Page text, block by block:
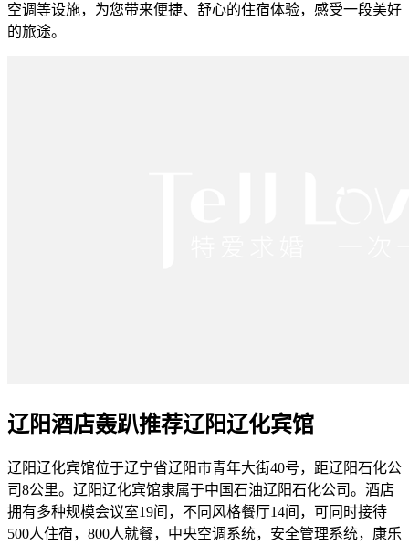
空调等设施，为您带来便捷、舒心的住宿体验，感受一段美好
的旅途。
辽阳酒店轰趴推荐辽阳辽化宾馆
辽阳辽化宾馆位于辽宁省辽阳市青年大街40号，距辽阳石化公
司8公里。辽阳辽化宾馆隶属于中国石油辽阳石化公司。酒店
拥有多种规模会议室19间，不同风格餐厅14间，可同时接待
500人住宿，800人就餐，中央空调系统，安全管理系统，康乐